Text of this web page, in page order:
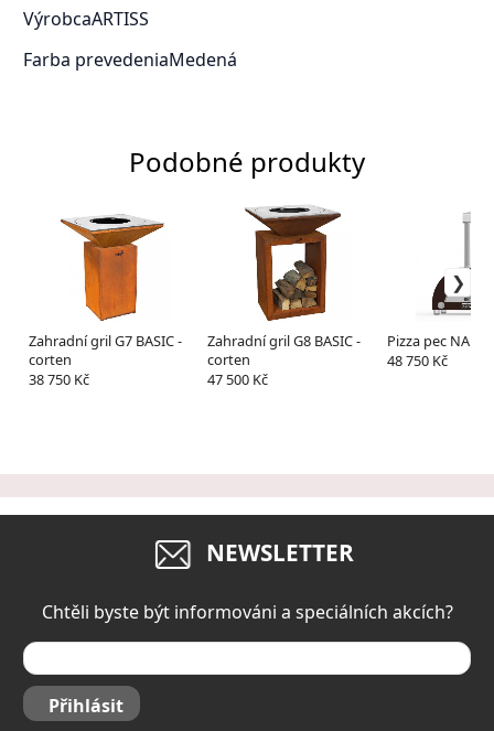
VýrobcaARTISS
Farba prevedeniaMedená
Podobné produkty
Zahradní gril G7 BASIC -
corten
38 750 Kč
Zahradní gril G8 BASIC -
corten
47 500 Kč
Pizza pec
48 750 Kč
NEWSLETTER
Chtěli byste být informováni a speciálních akcích?
Přihlásit